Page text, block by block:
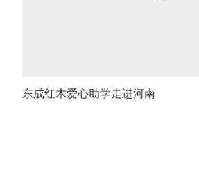
东成红木爱心助学走进河南